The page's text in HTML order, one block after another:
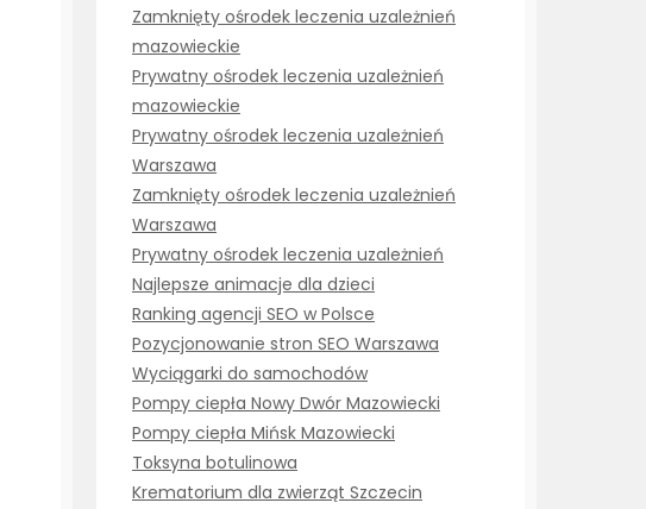
Zamknięty ośrodek leczenia uzależnień
mazowieckie
Prywatny ośrodek leczenia uzależnień
mazowieckie
Prywatny ośrodek leczenia uzależnień
Warszawa
Zamknięty ośrodek leczenia uzależnień
Warszawa
Prywatny ośrodek leczenia uzależnień
Najlepsze animacje dla dzieci
Ranking agencji SEO w Polsce
Pozycjonowanie stron SEO Warszawa
Wyciągarki do samochodów
Pompy ciepła Nowy Dwór Mazowiecki
Pompy ciepła Mińsk Mazowiecki
Toksyna botulinowa
Krematorium dla zwierząt Szczecin